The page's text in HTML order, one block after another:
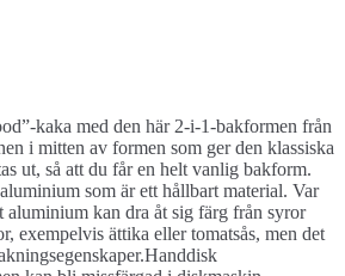
kaka med den här 2-i-1-bakformen från
i mitten av formen som ger den klassiska
ut, så att du får en helt vanlig bakform.
som är ett hållbart material. Var
aluminium kan dra åt sig färg från syror
exempelvis ättika eller tomatsås, men det